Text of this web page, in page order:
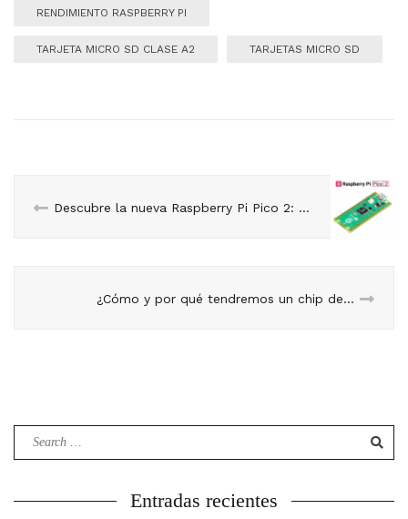
RENDIMIENTO RASPBERRY PI
TARJETA MICRO SD CLASE A2 TARJETAS MICRO SD
Descubre la nueva Raspberry Pi Pico 2: Potencia y versatilidad en tus proyectos electrónicos.
¿Cómo y por qué tendremos un chip de Inteligencia Artificial en casa? ¿Qué puedo hacer con uno ahora mismo?
Search
Entradas recientes